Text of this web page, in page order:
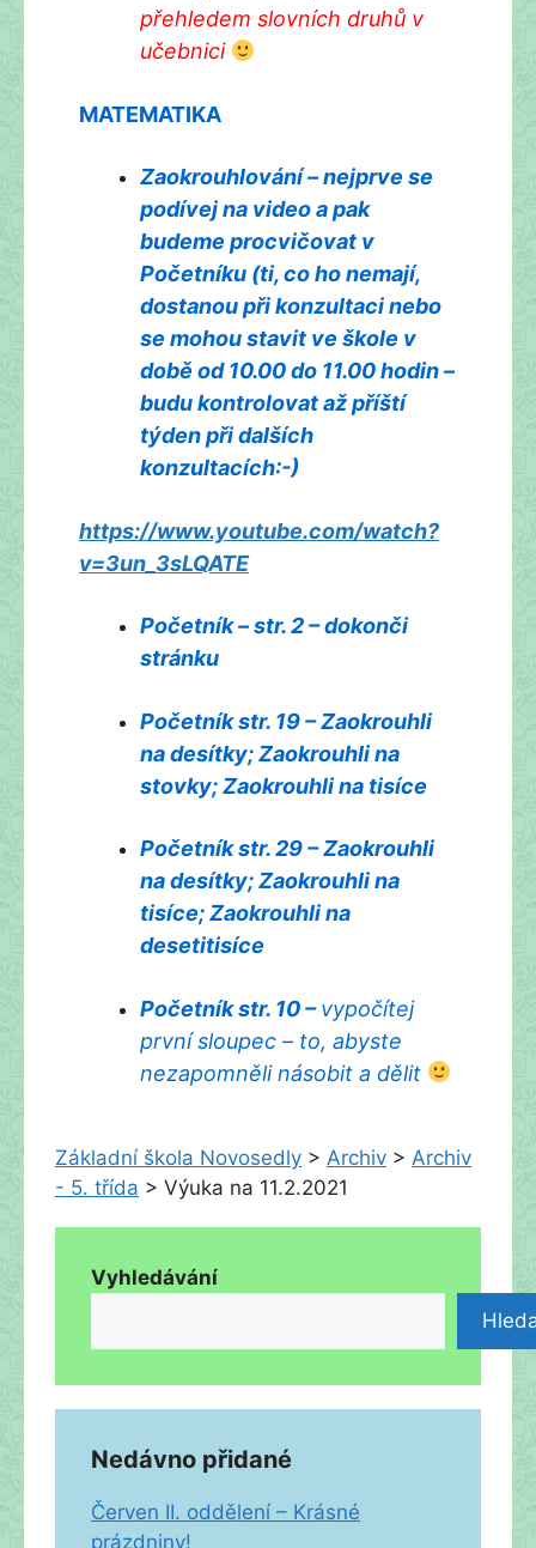
přehledem slovních druhů v
učebnici
MATEMATIKA
Zaokrouhlování – nejprve se
podívej na video a pak
budeme procvičovat v
Početníku (ti, co ho nemají,
dostanou při konzultaci nebo
se mohou stavit ve škole v
době od 10.00 do 11.00 hodin –
budu kontrolovat až příští
týden při dalších
konzultacích:-)
https://www.youtube.com/watch?
v=3un_3sLQATE
Početník – str. 2 – dokonči
stránku
Početník str. 19 – Zaokrouhli
na desítky; Zaokrouhli na
stovky; Zaokrouhli na tisíce
Početník str. 29 – Zaokrouhli
na desítky; Zaokrouhli na
tisíce; Zaokrouhli na
desetitisíce
Početník str. 10 –vypočítej
první sloupec – to, abyste
nezapomněli násobit a dělit
Základní škola Novosedly > Archiv > Archiv
- 5. třída > Výuka na 11.2.2021
Vyhledávání
Nedávno přidané
Červen II. oddělení – Krásné
prázdniny!